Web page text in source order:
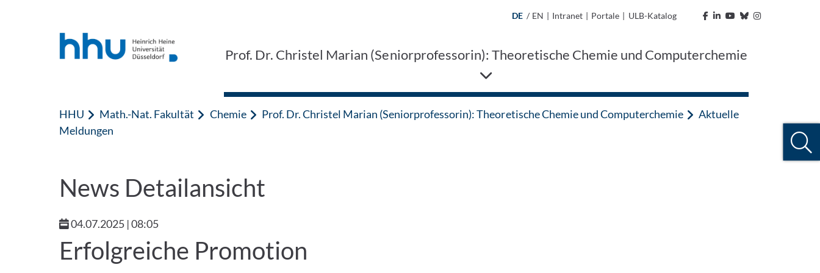
DE / EN | Intranet | Portale | ULB-Katalog
Prof. Dr. Christel Marian (Seniorprofessorin): Theoretische Chemie und Computerchemie
HHU Math.-Nat. Fakultät Chemie Prof. Dr. Christel Marian (Seniorprofessorin): Theoretische Chemie und Computerchemie
Aktuelle
Meldungen
News Detailansicht
04.07.2025 | 08:05
Erfolgreiche Promotion